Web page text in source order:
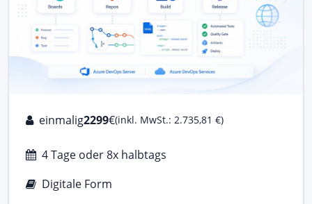
einmalig2299€(inkl. MwSt.: 2.735,81 €)
4 Tage oder 8x halbtags
Digitale Form